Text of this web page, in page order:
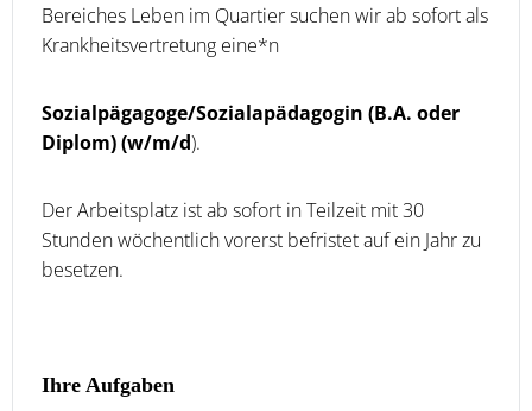
Bereiches Leben im Quartier suchen wir ab sofort als
Krankheitsvertretung eine*n
Sozialpägagoge/Sozialapädagogin (B.A. oder
Diplom) (w/m/d).
Der Arbeitsplatz ist ab sofort in Teilzeit mit 30
Stunden wöchentlich vorerst befristet auf ein Jahr zu
besetzen.
Ihre Aufgaben